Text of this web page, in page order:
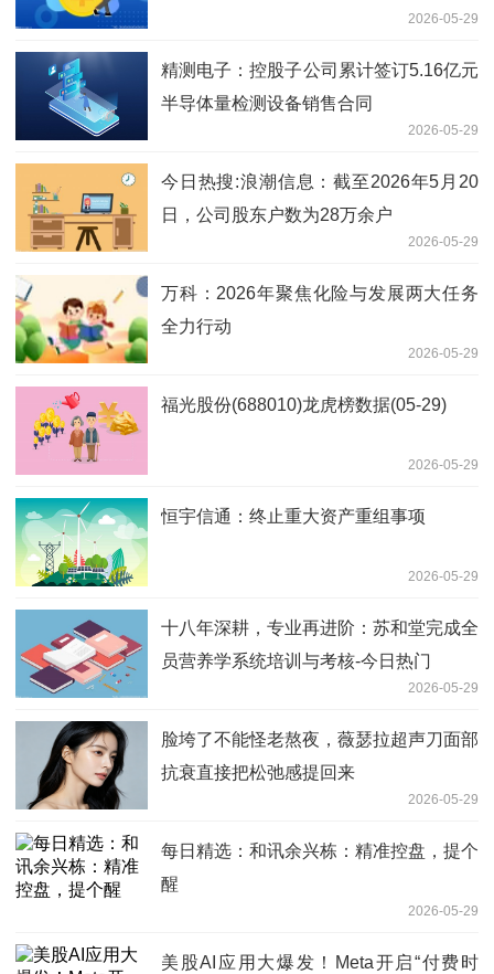
2026-05-29
精测电子：控股子公司累计签订5.16亿元
半导体量检测设备销售合同
2026-05-29
今日热搜:浪潮信息：截至2026年5月20
日，公司股东户数为28万余户
2026-05-29
万科：2026年聚焦化险与发展两大任务
全力行动
2026-05-29
福光股份(688010)龙虎榜数据(05-29)
2026-05-29
恒宇信通：终止重大资产重组事项
2026-05-29
十八年深耕，专业再进阶：苏和堂完成全
员营养学系统培训与考核-今日热门
2026-05-29
脸垮了不能怪老熬夜，薇瑟拉超声刀面部
抗衰直接把松弛感提回来
2026-05-29
每日精选：和讯余兴栋：精准控盘，提个
醒
2026-05-29
美股AI应用大爆发！Meta开启“付费时